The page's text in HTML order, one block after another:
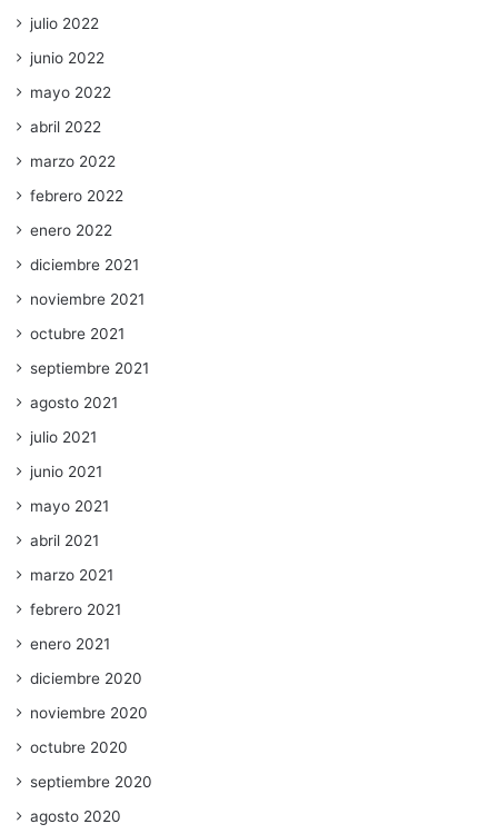
julio 2022
junio 2022
mayo 2022
abril 2022
marzo 2022
febrero 2022
enero 2022
diciembre 2021
noviembre 2021
octubre 2021
septiembre 2021
agosto 2021
julio 2021
junio 2021
mayo 2021
abril 2021
marzo 2021
febrero 2021
enero 2021
diciembre 2020
noviembre 2020
octubre 2020
septiembre 2020
agosto 2020